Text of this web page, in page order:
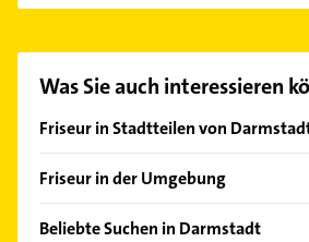
Kontaktmöglichkeiten wie Adresse
finden Sie alleKontaktdaten.
Was Sie auch interessieren
Friseur in Stadtteilen von
Arheilgen
Kranichstein
Friseur in der Umgebung
Mühltal Hessen
Beliebte Suchen in Darmstadt